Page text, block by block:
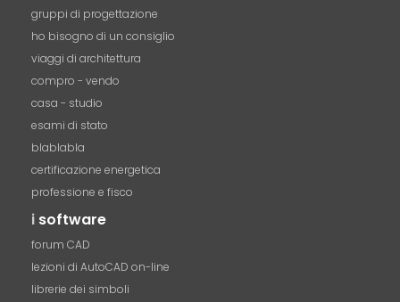
gruppi di progettazione
ho bisogno di un consiglio
viaggi di architettura
compro - vendo
casa - studio
esami di stato
blablabla
certificazione energetica
professione e fisco
i software
forum CAD
lezioni di AutoCAD on-line
librerie dei simboli